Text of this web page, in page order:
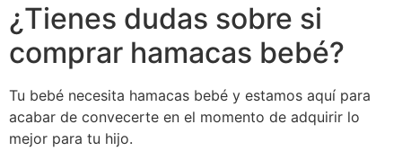
¿Tienes dudas sobre si
comprar hamacas bebé?
Tu bebé necesita hamacas bebé y estamos aquí para
acabar de convecerte en el momento de adquirir lo
mejor para tu hijo.